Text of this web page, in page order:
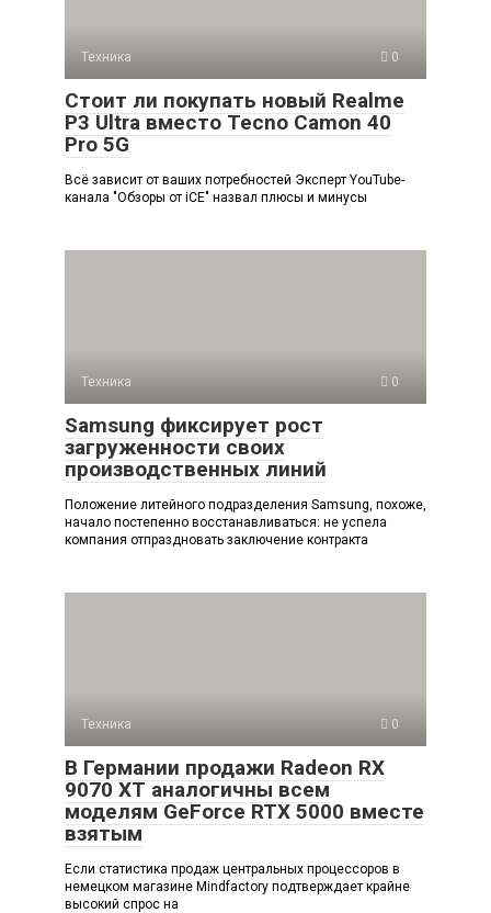
Техника 0
Стоит ли покупать новый Realme
P3 Ultra вместо Tecno Camon 40
Pro 5G
Всё зависит от ваших потребностей Эксперт YouTube-
канала "Обзоры от iCE" назвал плюсы и минусы
Техника 0
Samsung фиксирует рост
загруженности своих
производственных линий
Положение литейного подразделения Samsung, похоже,
начало постепенно восстанавливаться: не успела
компания отпраздновать заключение контракта
Техника 0
В Германии продажи Radeon RX
9070 XT аналогичны всем
моделям GeForce RTX 5000 вместе
взятым
Если статистика продаж центральных процессоров в
немецком магазине Mindfactory подтверждает крайне
высокий спрос на